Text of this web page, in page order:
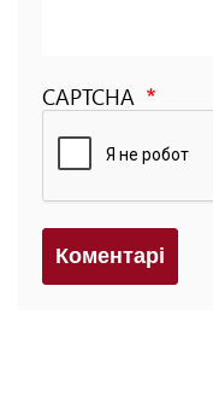
CAPTCHA
Коментарi